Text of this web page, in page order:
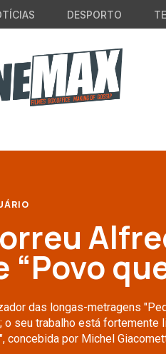
DESPORTO
“Povo
das longas-metragens
o seu trabalho está fortemente
concebida por Michel